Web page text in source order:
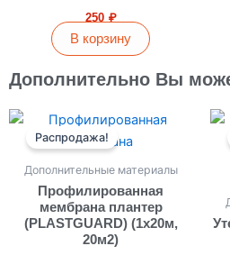
250 ₽
В корзину
Дополнительно Вы
Распродажа!
Дополнительные материалы
Профилированная
мембрана плантер
(PLASTGUARD) (1х20м,
20м2)
Первоначальная
цена
составляла
Текущая